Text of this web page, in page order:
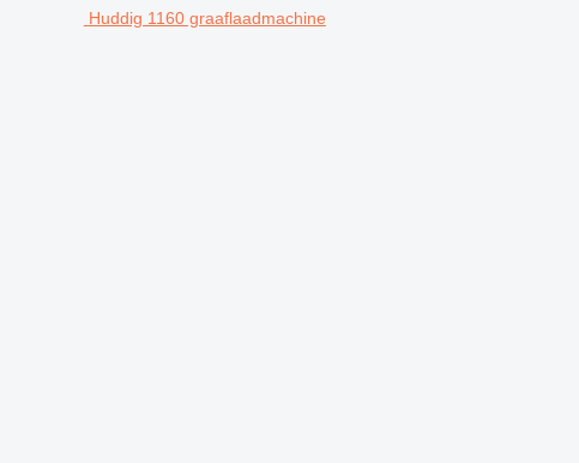
Huddig 1160 graaflaadmachine